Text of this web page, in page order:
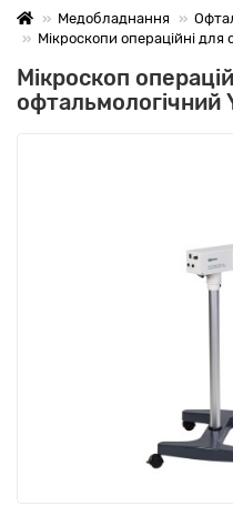
Медобладнання
Мікроскопи операційні для
Мікроскоп
офтальмологічний